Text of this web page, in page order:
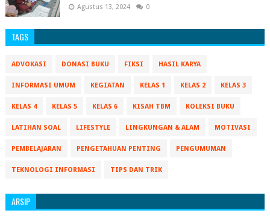
Agustus 13, 2024 0
TAGS
ADVOKASI DONASI BUKU FIKSI HASIL KARYA
INFORMASI UMUM KEGIATAN KELAS 1 KELAS 2 KELAS 3
KELAS 4 KELAS 5 KELAS 6 KISAH TBM KOLEKSI BUKU
LATIHAN SOAL LIFESTYLE LINGKUNGAN & ALAM MOTIVASI
PEMBELAJARAN PENGETAHUAN PENTING PENGUMUMAN
TEKNOLOGI INFORMASI TIPS DAN TRIK
ARSIP